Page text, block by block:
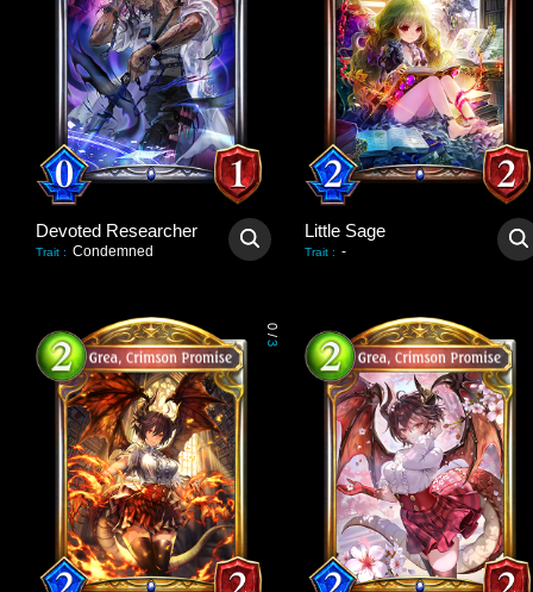
Devoted Researcher
Trait : Condemned
Little Sage
Trait : -
0
/
3